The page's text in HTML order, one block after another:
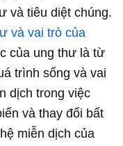
và tiêu diệt chúng.
và vai trò của
của ung thư là từ
trình sống và vai
dịch trong việc
và thay đổi bất
miễn dịch của